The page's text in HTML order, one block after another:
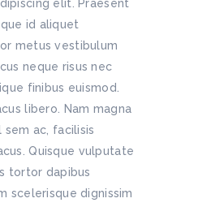
elit. Praesent
id aliquet
metus vestibulum
neque risus nec
finibus euismod.
libero. Nam magna
ac, facilisis
Quisque vulputate
tortor dapibus
scelerisque dignissim